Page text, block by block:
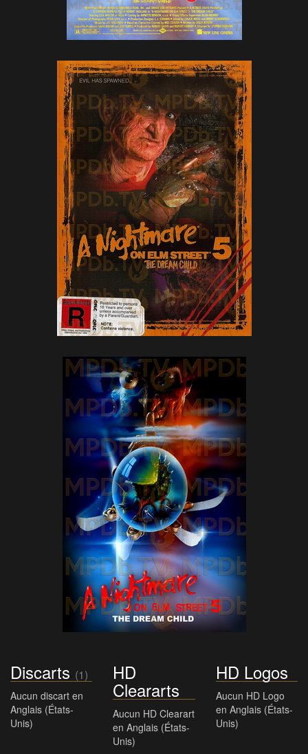
Discarts (1)
Aucun discart en
Anglais (États-
Unis)
HD
Cleararts
Aucun HD Clearart
en Anglais (États-
Unis)
HD Logos
Aucun HD Logo
en Anglais (États-
Unis)